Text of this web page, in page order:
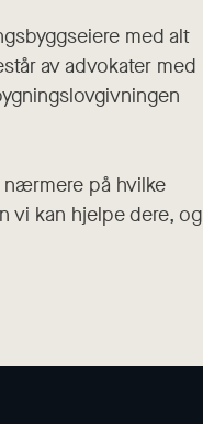
med alt
av advokater med
på hvilke
vi kan hjelpe dere, og